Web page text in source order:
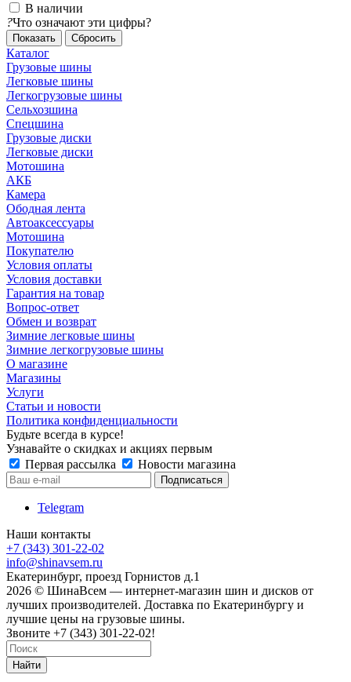
В наличии
?Что означают эти цифры?
Сбросить
Каталог
Грузовые шины
Легковые шины
Легкогрузовые шины
Сельхозшина
Спецшина
Грузовые диски
Легковые диски
Мотошина
АКБ
Камера
Ободная лента
Автоаксессуары
Мотошина
Покупателю
Условия оплаты
Условия доставки
Гарантия на товар
Вопрос-ответ
Обмен и возврат
Зимние легковые шины
Зимние легкогрузовые шины
О магазине
Магазины
Услуги
Статьи и новости
Политика конфиденциальности
Будьте всегда в курсе!
Узнавайте о скидках и акциях первым
Первая рассылка
Новости магазина
Telegram
Наши контакты
+7 (343) 301-22-02
info@shinavsem.ru
Екатеринбург, проезд Горнистов д.1
2026 © ШинаВсем — интернет-магазин шин и дисков от
лучших производителей. Доставка по Екатеринбургу и
лучшие цены на грузовые шины.
Звоните +7 (343) 301-22-02!
Найти